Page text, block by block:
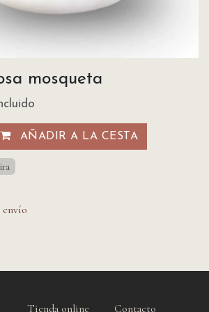
mosqueta
AÑADIR A LA CESTA​​
Tienda online Contacto